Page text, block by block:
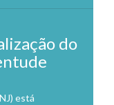
do
está